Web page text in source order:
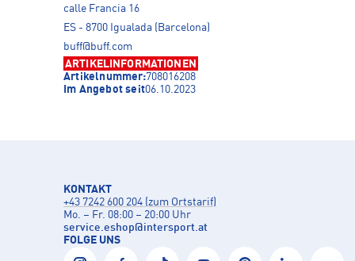
calle Francia 16
ES - 8700 Igualada (Barcelona)
buff@buff.com
ARTIKELINFORMATIONEN
Artikelnummer:708016208
Im Angebot seit06.10.2023
KONTAKT
+43 7242 600 204 (zum Ortstarif)
Mo. – Fr. 08:00 – 20:00 Uhr
service.eshop@intersport.at
FOLGE UNS